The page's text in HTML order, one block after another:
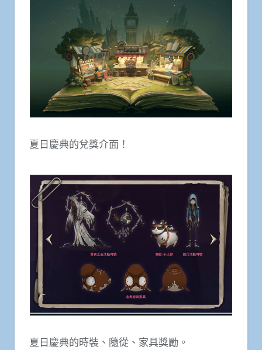
夏日慶典的兌獎介面！
夏日慶典的時裝、隨從、家具獎勵。